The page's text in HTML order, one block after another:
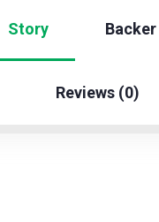
Story
Reviews (0)